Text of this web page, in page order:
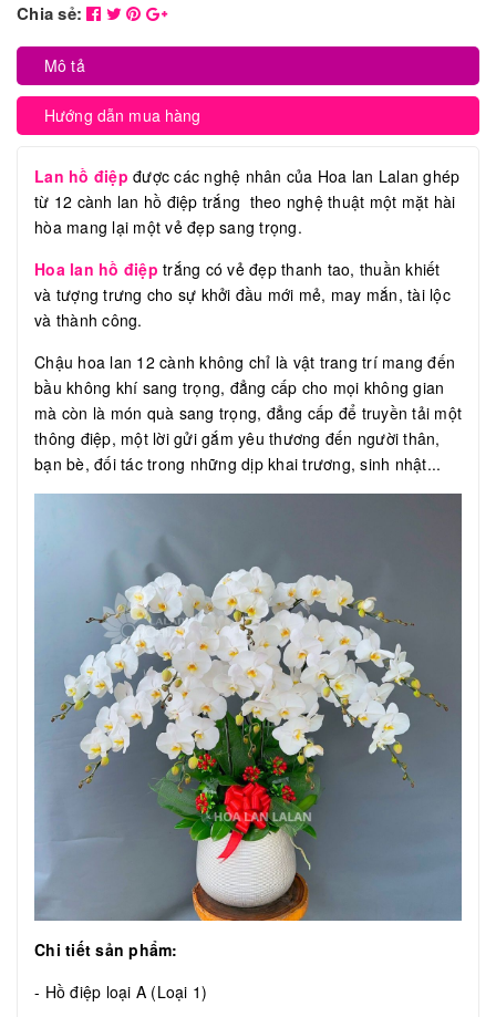
Chia sẻ:
Mô tả
Hướng dẫn mua hàng
Lan hồ điệp được các nghệ nhân của Hoa lan Lalan ghép
từ 12 cành lan hồ điệp trắng theo nghệ thuật một mặt hài
hòa mang lại một vẻ đẹp sang trọng.
Hoa lan hồ điệp trắng có vẻ đẹp thanh tao, thuần khiết
và tượng trưng cho sự khởi đầu mới mẻ, may mắn, tài lộc
và thành công.
Chậu hoa lan 12 cành không chỉ là vật trang trí mang đến
bầu không khí sang trọng, đẳng cấp cho mọi không gian
mà còn là món quà sang trọng, đẳng cấp để truyền tải một
thông điệp, một lời gửi gắm yêu thương đến người thân,
bạn bè, đối tác trong những dịp khai trương, sinh nhật...
Chi tiết sản phẩm:
- Hồ điệp loại A (Loại 1)